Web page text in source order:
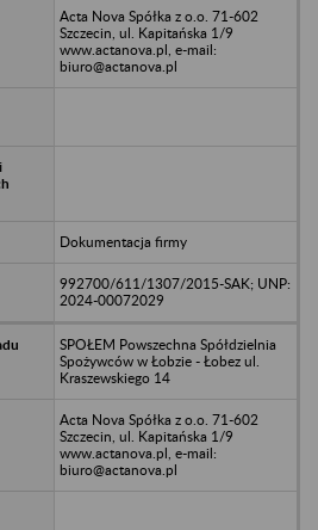
Acta Nova Spółka z o.o. 71-602
Szczecin, ul. Kapitańska 1/9
www.actanova.pl, e-mail:
biuro@actanova.pl
Dokumentacja firmy
992700/611/1307/2015-SAK; UNP:
2024-00072029
SPOŁEM Powszechna Spółdzielnia
Spożywców w Łobzie - Łobez ul.
Kraszewskiego 14
Acta Nova Spółka z o.o. 71-602
Szczecin, ul. Kapitańska 1/9
www.actanova.pl, e-mail:
biuro@actanova.pl